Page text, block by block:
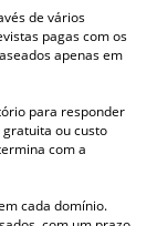
de vários
pagas com os
apenas em
para responder
ou custo
com a
cada domínio.